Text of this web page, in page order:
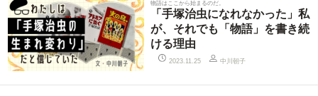
物語はここから始まるのだ。
「手塚治虫になれなかった」私
が、それでも「物語」を書き続
ける理由
2023.11.25 中川朝子